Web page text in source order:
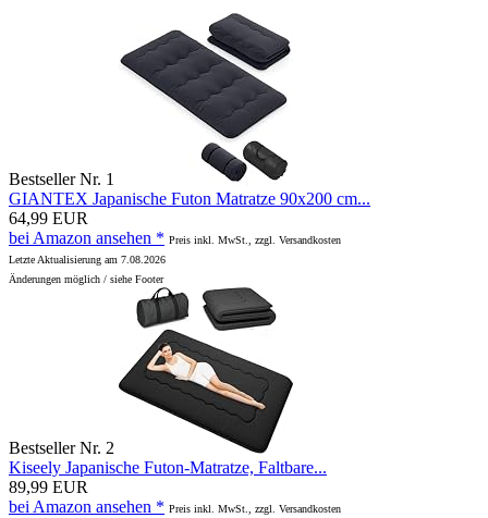
Bestseller Nr. 1
GIANTEX Japanische Futon Matratze 90x200 cm...
64,99 EUR
bei Amazon ansehen * Preis inkl. MwSt., zzgl. Versandkosten
Letzte Aktualisierung am 7.08.2026
Änderungen möglich / siehe Footer
Bestseller Nr. 2
Kiseely Japanische Futon-Matratze, Faltbare...
89,99 EUR
bei Amazon ansehen * Preis inkl. MwSt., zzgl. Versandkosten